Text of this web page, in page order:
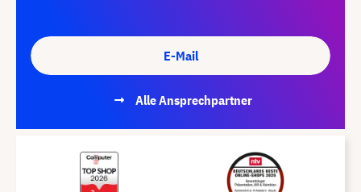
E-Mail
Alle Ansprechpartner